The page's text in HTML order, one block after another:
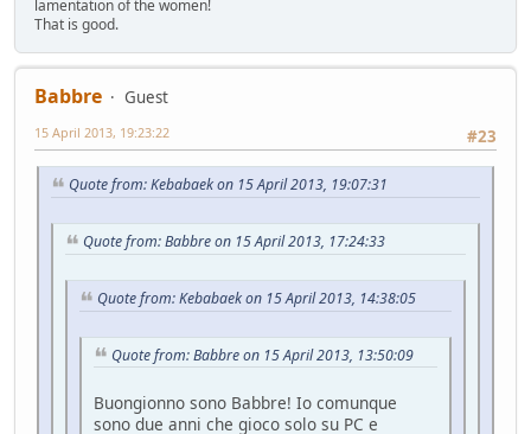
lamentation of the women!
That is good.
Babbre
Guest
#23
15 April 2013, 19:23:22
Quote from: Kebabaek on 15 April 2013, 19:07:31
Quote from: Babbre on 15 April 2013, 17:24:33
Quote from: Kebabaek on 15 April 2013, 14:38:05
Quote from: Babbre on 15 April 2013, 13:50:09
Buongionno sono Babbre! Io comunque
sono due anni che gioco solo su PC e